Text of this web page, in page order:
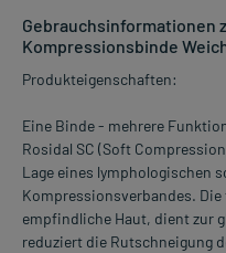
Gebrauchsinformationen
Kompressionsbinde
Produkteigenschaften:
Eine Binde - mehrere
Rosidal SC (Soft
Lage eines lymphologischen
Kompressionsverbandes.
empfindliche Haut, dient zur
reduziert die Rutschneigung